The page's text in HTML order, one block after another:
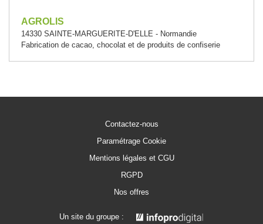
AGROLIS
14330 SAINTE-MARGUERITE-D'ELLE - Normandie
Fabrication de cacao, chocolat et de produits de confiserie
Contactez-nous
Paramétrage Cookie
Mentions légales et CGU
RGPD
Nos offres
Un site du groupe :